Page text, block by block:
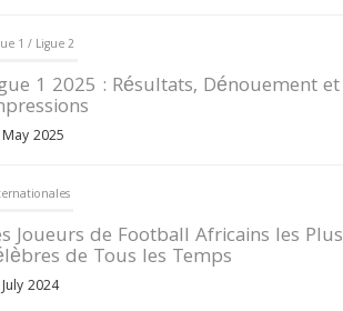
1 / Ligue 2
1 2025 : Résultats, Dénouement et
2025
Joueurs de Football Africains les Plus
de Tous les Temps
2024